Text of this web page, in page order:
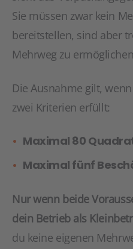
Sie müssen zwar kein
bereitstellen, sind aber
Mehrweg zu
Die Ausnahme gilt,
zwei Kriterien erfüllt:
Maximal 80
Maximal fünf
Nur wenn beide
dein Betrieb als
du keine eigenen